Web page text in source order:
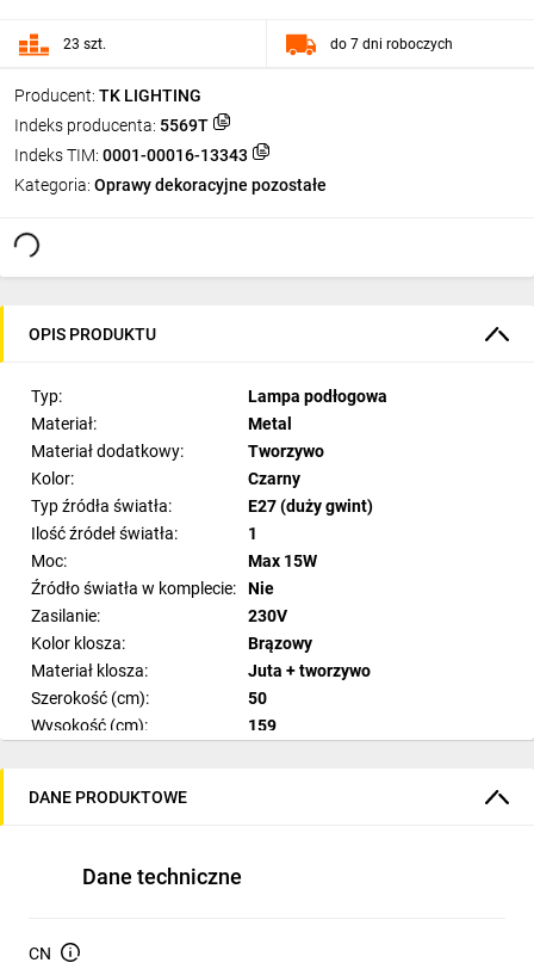
Producent: TK LIGHTING
Indeks producenta: 5569T
Indeks TIM: 0001-00016-13343
Kategoria: Oprawy dekoracyjne pozostałe
23 szt. do 7 dni roboczych
OPIS PRODUKTU
Typ:
Lampa podłogowa
Materiał:
Metal
Materiał dodatkowy:
Tworzywo
Kolor:
Czarny
Typ źródła światła:
E27 (duży gwint)
Ilość źródeł światła:
1
Moc:
Max 15W
Źródło światła w komplecie:
Nie
Zasilanie:
230V
Kolor klosza:
Brązowy
Materiał klosza:
Juta + tworzywo
Szerokość (cm):
50
Wysokość (cm):
159
Uziemienie:
Wymiary opakowania (D x Sz
DANE PRODUKTOWE
Dane techniczne
CN